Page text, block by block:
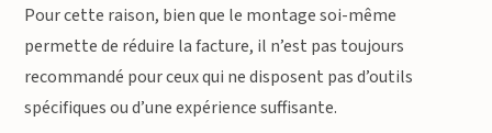
Pour cette raison, bien que le montage soi-même
permette de réduire la facture, il n’est pas toujours
recommandé pour ceux qui ne disposent pas d’outils
spécifiques ou d’une expérience suffisante.